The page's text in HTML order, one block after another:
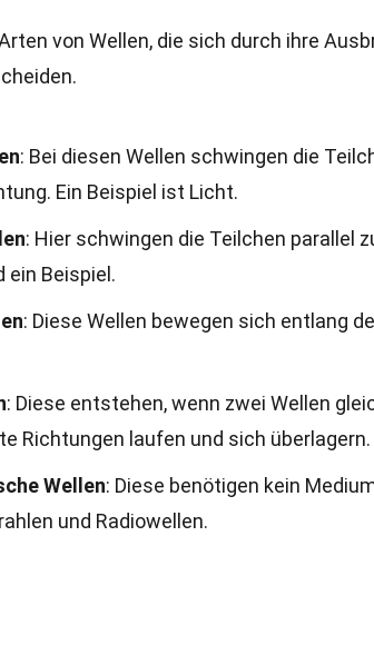
von Wellen, die sich durch ihre
: Bei diesen Wellen schwingen die
Ein Beispiel ist Licht.
: Hier schwingen die Teilchen parallel
ein Beispiel.
: Diese Wellen bewegen sich entlang
: Diese entstehen, wenn zwei Wellen
Richtungen laufen und sich überlagern.
Wellen: Diese benötigen kein
und Radiowellen.